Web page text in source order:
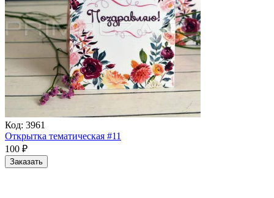
Код: 3961
Открытка тематическая #11
100 ₽
Заказать